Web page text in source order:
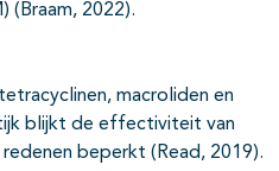
(Braam, 2022).
macroliden en
blijkt de effectiviteit van
beperkt (Read, 2019).